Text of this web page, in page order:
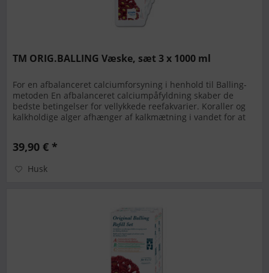
TM ORIG.BALLING Væske, sæt 3 x 1000 ml
For en afbalanceret calciumforsyning i henhold til Balling-
metoden En afbalanceret calciumpåfyldning skaber de
bedste betingelser for vellykkede reefakvarier. Koraller og
kalkholdige alger afhænger af kalkmætning i vandet for at
39,90 € *
Husk